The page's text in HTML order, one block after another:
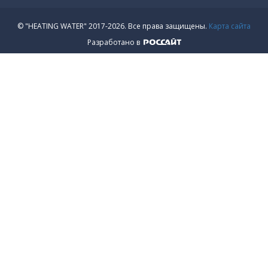
© "HEATING WATER" 2017-2026. Все права защищены. Карта сайта
Разработано в